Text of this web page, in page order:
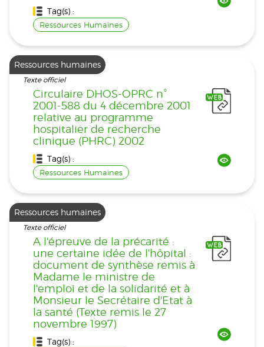
Tag(s) :
Ressources Humaines
Ressources humaines
Texte officiel
Circulaire DHOS-OPRC n°
2001-588 du 4 décembre 2001
relative au programme
hospitalier de recherche
clinique (PHRC) 2002
Tag(s) :
Ressources Humaines
Ressources humaines
Texte officiel
A l'épreuve de la précarité :
une certaine idée de l'hôpital :
document de synthèse remis à
Madame le ministre de
l'emploi et de la solidarité et à
Monsieur le Secrétaire d'Etat à
la santé (Texte remis le 27
novembre 1997)
Tag(s) :